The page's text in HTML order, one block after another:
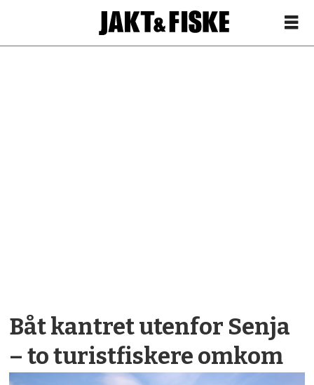
Båt kantret utenfor Senja
– to turistfiskere omkom